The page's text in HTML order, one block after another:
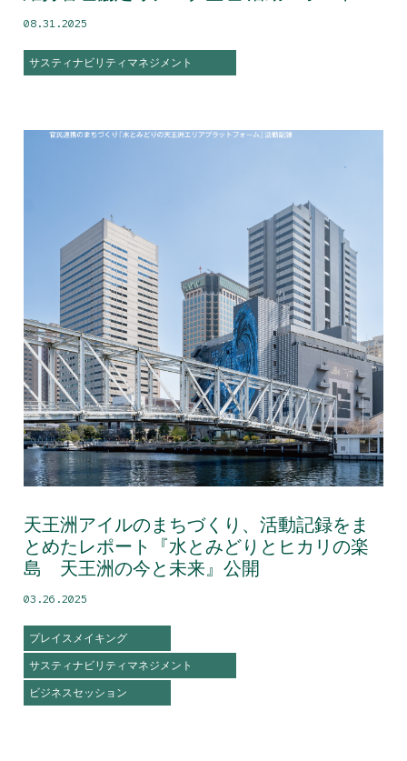
08.31.2025
サスティナビリティマネジメント
天王洲アイルのまちづくり、活動記録をま
とめたレポート『水とみどりとヒカリの楽
島 天王洲の今と未来』公開
03.26.2025
プレイスメイキング
サスティナビリティマネジメント
ビジネスセッション